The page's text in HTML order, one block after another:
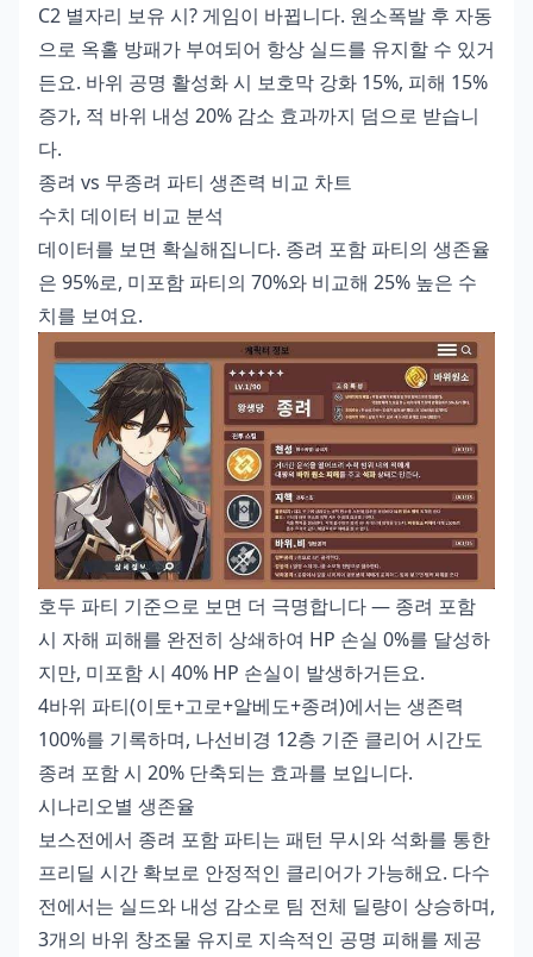
C2 별자리 보유 시? 게임이 바뀝니다. 원소폭발 후 자동
으로 옥홀 방패가 부여되어 항상 실드를 유지할 수 있거
든요. 바위 공명 활성화 시 보호막 강화 15%, 피해 15%
증가, 적 바위 내성 20% 감소 효과까지 덤으로 받습니
다.
종려 vs 무종려 파티 생존력 비교 차트
수치 데이터 비교 분석
데이터를 보면 확실해집니다. 종려 포함 파티의 생존율
은 95%로, 미포함 파티의 70%와 비교해 25% 높은 수
치를 보여요.
호두 파티 기준으로 보면 더 극명합니다 — 종려 포함
시 자해 피해를 완전히 상쇄하여 HP 손실 0%를 달성하
지만, 미포함 시 40% HP 손실이 발생하거든요.
4바위 파티(이토+고로+알베도+종려)에서는 생존력
100%를 기록하며, 나선비경 12층 기준 클리어 시간도
종려 포함 시 20% 단축되는 효과를 보입니다.
시나리오별 생존율
보스전에서 종려 포함 파티는 패턴 무시와 석화를 통한
프리딜 시간 확보로 안정적인 클리어가 가능해요. 다수
전에서는 실드와 내성 감소로 팀 전체 딜량이 상승하며,
3개의 바위 창조물 유지로 지속적인 공명 피해를 제공